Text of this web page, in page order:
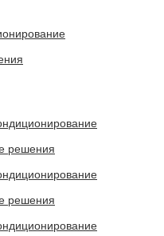
решения
решения